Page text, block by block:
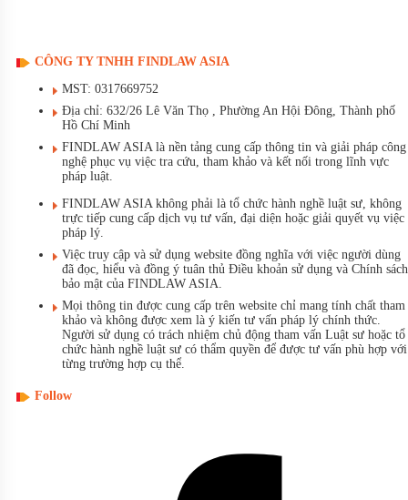
CÔNG TY TNHH FINDLAW ASIA
MST: 0317669752
Địa chỉ: 632/26 Lê Văn Thọ , Phường An Hội Đông, Thành phố
Hồ Chí Minh
FINDLAW ASIA là nền tảng cung cấp thông tin và giải pháp công
nghệ phục vụ việc tra cứu, tham khảo và kết nối trong lĩnh vực
pháp luật.
FINDLAW ASIA không phải là tổ chức hành nghề luật sư, không
trực tiếp cung cấp dịch vụ tư vấn, đại diện hoặc giải quyết vụ việc
pháp lý.
Việc truy cập và sử dụng website đồng nghĩa với việc người dùng
đã đọc, hiểu và đồng ý tuân thủ Điều khoản sử dụng và Chính sách
bảo mật của FINDLAW ASIA.
Mọi thông tin được cung cấp trên website chỉ mang tính chất tham
khảo và không được xem là ý kiến tư vấn pháp lý chính thức.
Người sử dụng có trách nhiệm chủ động tham vấn Luật sư hoặc tổ
chức hành nghề luật sư có thẩm quyền để được tư vấn phù hợp với
từng trường hợp cụ thể.
Follow